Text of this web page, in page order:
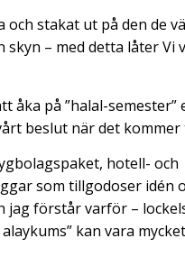
och stakat ut på den de
– med detta låter Vi
åka på ”halal-semester”
beslut när det
hotell- och
som tillgodoser idén
jag förstår varför –
kan vara